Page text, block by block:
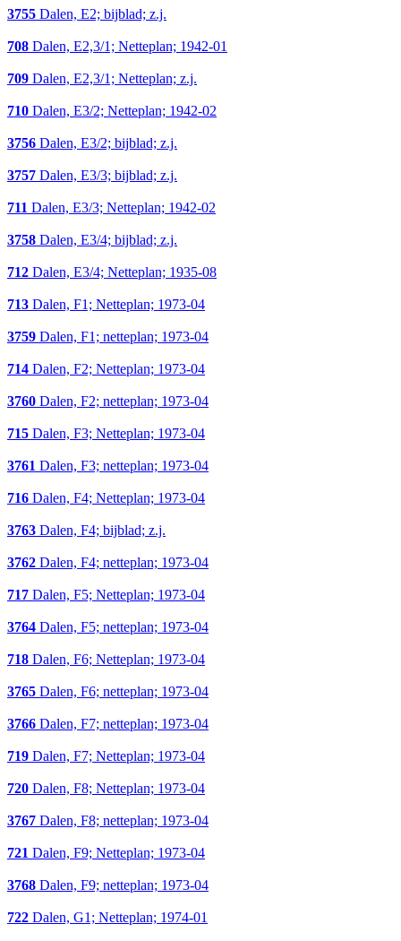
3755 Dalen, E2; bijblad; z.j.
708 Dalen, E2,3/1; Netteplan; 1942-01
709 Dalen, E2,3/1; Netteplan; z.j.
710 Dalen, E3/2; Netteplan; 1942-02
3756 Dalen, E3/2; bijblad; z.j.
3757 Dalen, E3/3; bijblad; z.j.
711 Dalen, E3/3; Netteplan; 1942-02
3758 Dalen, E3/4; bijblad; z.j.
712 Dalen, E3/4; Netteplan; 1935-08
713 Dalen, F1; Netteplan; 1973-04
3759 Dalen, F1; netteplan; 1973-04
714 Dalen, F2; Netteplan; 1973-04
3760 Dalen, F2; netteplan; 1973-04
715 Dalen, F3; Netteplan; 1973-04
3761 Dalen, F3; netteplan; 1973-04
716 Dalen, F4; Netteplan; 1973-04
3763 Dalen, F4; bijblad; z.j.
3762 Dalen, F4; netteplan; 1973-04
717 Dalen, F5; Netteplan; 1973-04
3764 Dalen, F5; netteplan; 1973-04
718 Dalen, F6; Netteplan; 1973-04
3765 Dalen, F6; netteplan; 1973-04
3766 Dalen, F7; netteplan; 1973-04
719 Dalen, F7; Netteplan; 1973-04
720 Dalen, F8; Netteplan; 1973-04
3767 Dalen, F8; netteplan; 1973-04
721 Dalen, F9; Netteplan; 1973-04
3768 Dalen, F9; netteplan; 1973-04
722 Dalen, G1; Netteplan; 1974-01